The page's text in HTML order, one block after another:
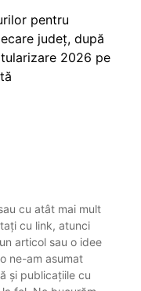
pentru
județ, după
2026 pe
cu atât mai mult
cu link, atunci
articol sau o idee
ne-am asumat
și publicațiile cu